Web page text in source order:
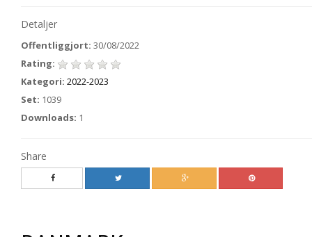
Detaljer
Offentliggjort: 30/08/2022
Rating:
Kategori: 2022-2023
Set: 1039
Downloads: 1
Share